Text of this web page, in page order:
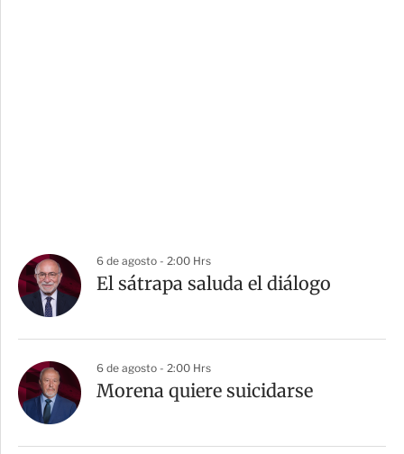
6 de agosto - 2:00 Hrs
El sátrapa saluda el diálogo
6 de agosto - 2:00 Hrs
Morena quiere suicidarse